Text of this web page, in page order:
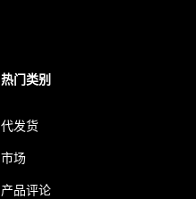
热门类别
代发货
市场
产品评论